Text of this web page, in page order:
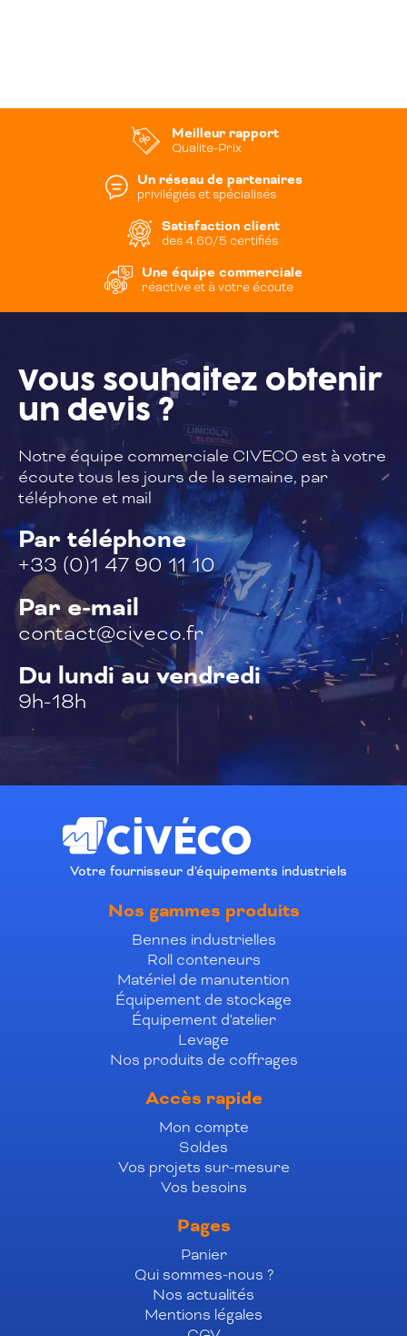
Meilleur rapport
Qualite-Prix
Un réseau de partenaires
privilégiés et spécialisés
Satisfaction client
des 4.60/5 certifiés
Une équipe commerciale
réactive et à votre écoute
Vous souhaitez obtenir
un devis ?
Notre équipe commerciale CIVECO est àvotre
écoute tous les jours de la semaine, par
téléphone et mail
Par téléphone
+33 (0)1 47 90 11 10
Par e-mail
contact@civeco.fr
Du lundi au vendredi
9h-18h
Votre fournisseur d'équipements industriels
Nos gammes produits
Bennes industrielles
Roll conteneurs
Matériel de manutention
Équipement de stockage
Équipement d'atelier
Levage
Nos produits de coffrages
Accès rapide
Mon compte
Soldes
Vos projets sur-mesure
Vos besoins
Pages
Panier
Qui sommes-nous ?
Nos actualités
Mentions légales